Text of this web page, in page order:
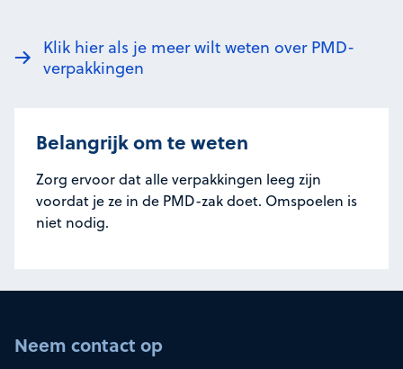
Klik hier als je meer wilt weten over PMD-
verpakkingen
Belangrijk om te weten
Zorg ervoor dat alle verpakkingen leeg zijn
voordat je ze in de PMD-zak doet. Omspoelen is
niet nodig.
Neem contact op